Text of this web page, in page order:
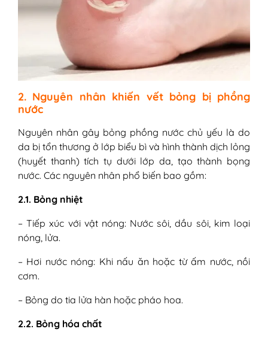
2. Nguyên nhân khiến vết bỏng bị phồng
nước
Nguyên nhân gây bỏng phồng nước chủ yếu là do
da bị tổn thương ở lớp biểu bì và hình thành dịch lỏng
(huyết thanh) tích tụ dưới lớp da, tạo thành bọng
nước. Các nguyên nhân phổ biến bao gồm:
2.1. Bỏng nhiệt
– Tiếp xúc với vật nóng: Nước sôi, dầu sôi, kim loại
nóng, lửa.
– Hơi nước nóng: Khi nấu ăn hoặc từ ấm nước, nồi
cơm.
– Bỏng do tia lửa hàn hoặc pháo hoa.
2.2. Bỏng hóa chất